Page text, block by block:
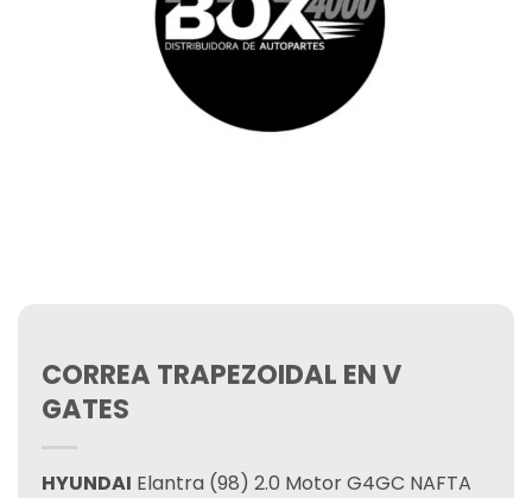
CORREA TRAPEZOIDAL EN V
GATES
HYUNDAI Elantra (98) 2.0 Motor G4GC NAFTA